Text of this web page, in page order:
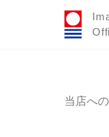
当店へ